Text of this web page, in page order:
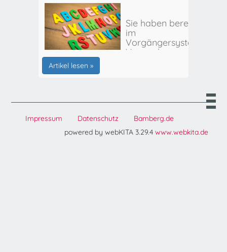
Sie haben bereits
im
Vorgängersystem
Vormerkungen
Artikel lesen »
Impressum Datenschutz
Bamberg.de
powered by webKITA 3.29.4 www.webkita.de